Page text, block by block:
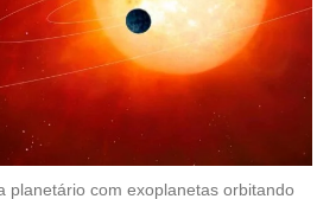
planetário com exoplanetas orbitando